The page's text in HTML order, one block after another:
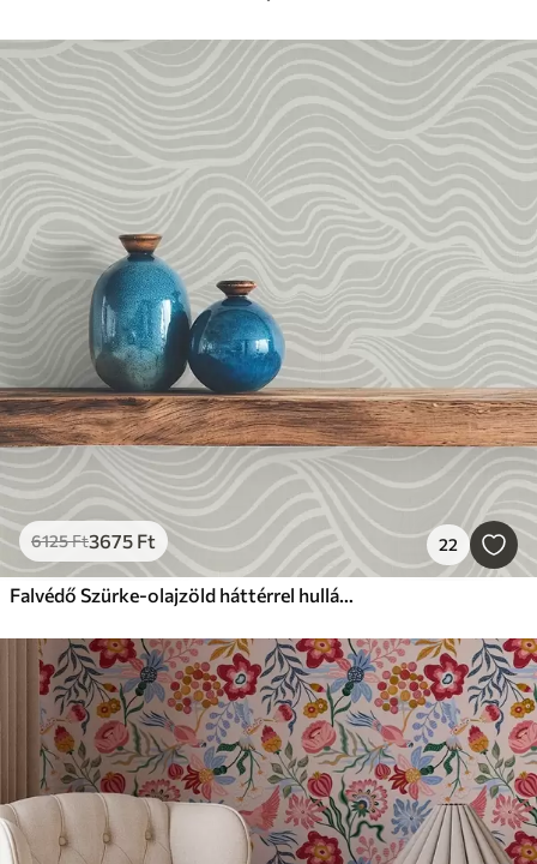
Címkék
Legnépszerűbb
Mindent visszaállítani
6125Ft3675 Ft 22
Falvédő Szürke-olajzöld háttérrel hullámok szövet textúrával